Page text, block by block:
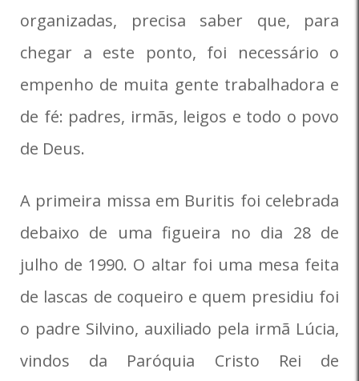
organizadas, precisa saber que, para
chegar a este ponto, foi necessário o
empenho de muita gente trabalhadora e
de fé: padres, irmãs, leigos e todo o povo
de Deus.
A primeira missa em Buritis foi celebrada
debaixo de uma figueira no dia 28 de
julho de 1990. O altar foi uma mesa feita
de lascas de coqueiro e quem presidiu foi
o padre Silvino, auxiliado pela irmã Lúcia,
vindos da Paróquia Cristo Rei de